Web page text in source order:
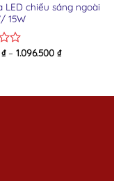
LED chiếu sáng ngoài
15W
₫– 1.096.500 ₫